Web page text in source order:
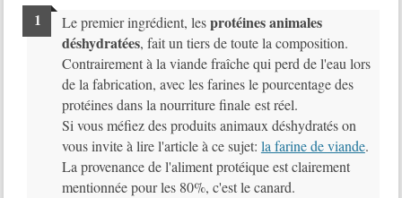
Le premier ingrédient, lesprotéines animales
déshydratées, fait un tiers de toute la composition.
Contrairement à la viande fraîche qui perd de l'eau lors
de la fabrication, avec les farines le pourcentage des
protéines dans la nourriture finale est réel.
Si vous méfiez des produits animaux déshydratés on
vous invite à lire l'article à ce sujet: la farine de viande.
La provenance de l'aliment protéique est clairement
mentionnée pour les 80%, c'est le canard.